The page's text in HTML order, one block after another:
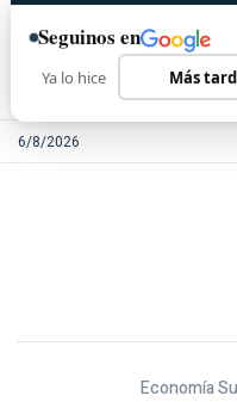
6/8/2026
Economía
Seguinos en
Ya lo hice Más